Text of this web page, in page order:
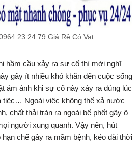
Giá Rẻ Có Vat
hầm cầu xảy ra sự cố thì mới nghĩ
gây ít nhiều khó khăn đến cuộc sống
ám ảnh khi sự cố này xảy ra đúng lúc
tiệc… Ngoài việc không thể xả nước
chất thải tràn ra ngoài bể phốt gây ô
người xung quanh. Vậy nên, hút
chế gây ra mầm bệnh, kéo dài thời